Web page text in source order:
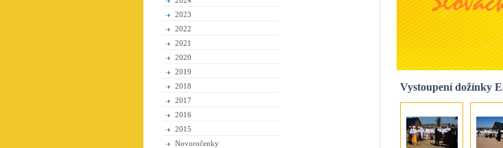
Vystoupení dožínky
2023
2022
2021
2020
2019
2018
2017
2016
2015
Novoročenky